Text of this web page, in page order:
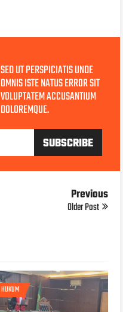
SED UT PERSPICIATIS UNDE
OMNIS ISTE NATUS ERROR SIT
VOLUPTATEM ACCUSANTIUM
DOLOREMQUE.
Previous
Older Post
HUKUM